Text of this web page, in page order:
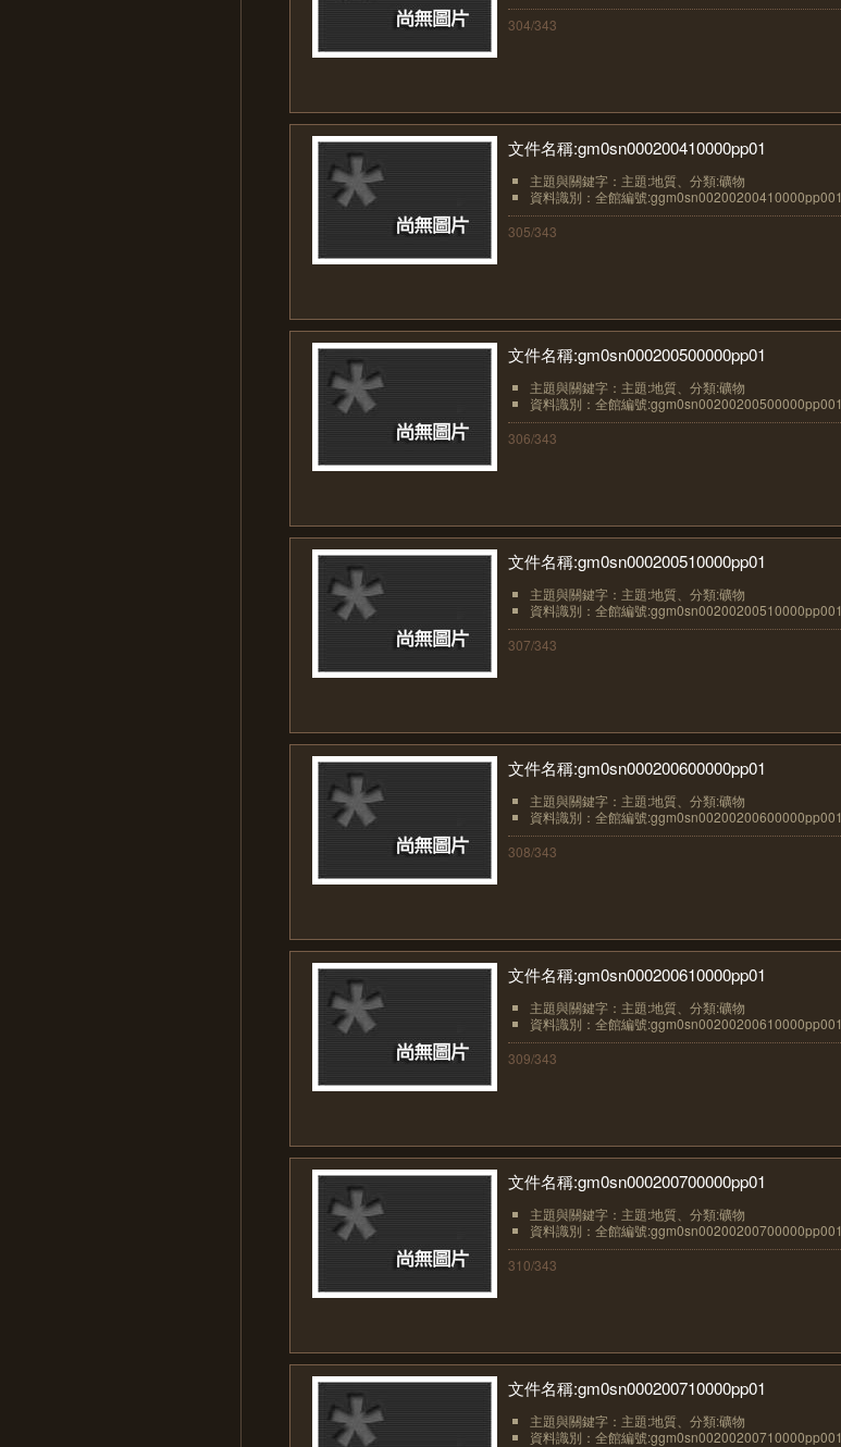
304/343
文件名稱:gm0sn000200410000pp01
主題與關鍵字：主題:地質、分類:礦物
資料識別：全館編號:ggm0sn00200200410000pp001
305/343
文件名稱:gm0sn000200500000pp01
主題與關鍵字：主題:地質、分類:礦物
資料識別：全館編號:ggm0sn00200200500000pp001
306/343
文件名稱:gm0sn000200510000pp01
主題與關鍵字：主題:地質、分類:礦物
資料識別：全館編號:ggm0sn00200200510000pp001
307/343
文件名稱:gm0sn000200600000pp01
主題與關鍵字：主題:地質、分類:礦物
資料識別：全館編號:ggm0sn00200200600000pp001
308/343
文件名稱:gm0sn000200610000pp01
主題與關鍵字：主題:地質、分類:礦物
資料識別：全館編號:ggm0sn00200200610000pp001
309/343
文件名稱:gm0sn000200700000pp01
主題與關鍵字：主題:地質、分類:礦物
資料識別：全館編號:ggm0sn00200200700000pp001
310/343
文件名稱:gm0sn000200710000pp01
主題與關鍵字：主題:地質、分類:礦物
資料識別：全館編號:ggm0sn00200200710000pp001